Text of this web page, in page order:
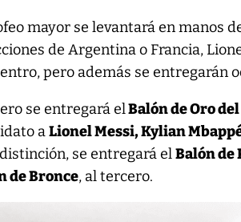
mayor se levantará en manos
de Argentina o Francia,
pero además se entregarán
se entregará elBalón de Oro
aLionel Messi, Kylian
se entregará elBalón de
de Bronce, al tercero.